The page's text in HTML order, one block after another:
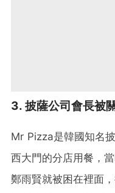
3. 披薩公司會長被
Mr Pizza是韓國知名
西大門的分店用餐，
鄭雨賢就被困在裡面